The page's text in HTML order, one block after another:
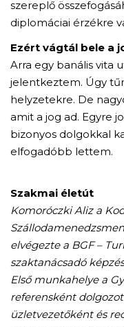
szereplő
diplomáciai érzékre
Ezért vágtál bele a
Arra egy banális vita
jelentkeztem. Úgy
helyzetekre. De
amit a jog ad. Egyre
bizonyos dolgokkal
elfogadóbb lettem.
Szakmai életút
Komoróczki Aliz a
elvégezte a BGF –
szaktanácsadó
Első munkahelye a
referensként
üzletvezetőként és